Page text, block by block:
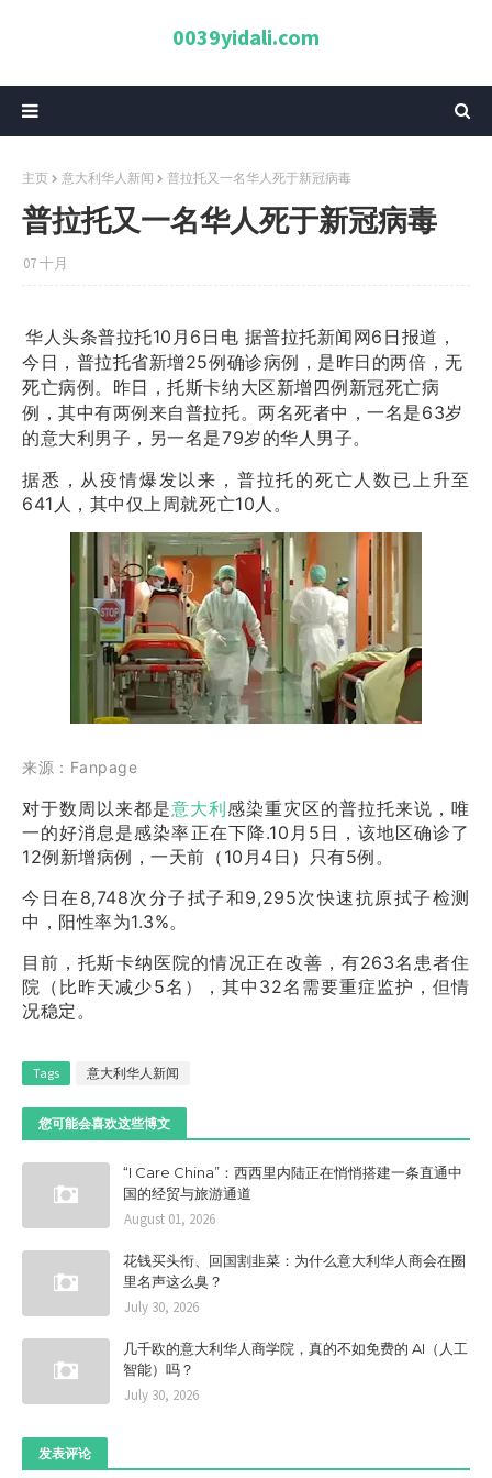
0039yidali.com
主页 意大利华人新闻 普拉托又一名华人死于新冠病毒
普拉托又一名华人死于新冠病毒
07 十月
华人头条普拉托10月6日电 据普拉托新闻网6日报道，
今日，普拉托省新增25例确诊病例，是昨日的两倍，无
死亡病例。昨日，托斯卡纳大区新增四例新冠死亡病
例，其中有两例来自普拉托。两名死者中，一名是63岁
的意大利男子，另一名是79岁的华人男子。
据悉，从疫情爆发以来，普拉托的死亡人数已上升至
641人，其中仅上周就死亡10人。
来源：Fanpage
对于数周以来都是意大利感染重灾区的普拉托来说，唯
一的好消息是感染率正在下降.10月5日，该地区确诊了
12例新增病例，一天前（10月4日）只有5例。
今日在8,748次分子拭子和9,295次快速抗原拭子检测
中，阳性率为1.3%。
目前，托斯卡纳医院的情况正在改善，有263名患者住
院（比昨天减少5名），其中32名需要重症监护，但情
况稳定。
Tags 意大利华人新闻
您可能会喜欢这些博文
“I Care China”：西西里内陆正在悄悄搭建一条直通中
国的经贸与旅游通道
August 01, 2026
花钱买头衔、回国割韭菜：为什么意大利华人商会在圈
里名声这么臭？
July 30, 2026
几千欧的意大利华人商学院，真的不如免费的 AI（人工
智能）吗？
July 30, 2026
发表评论